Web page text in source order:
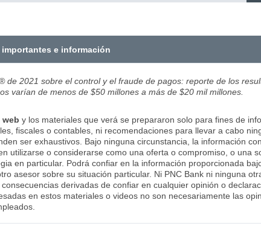
e información
de 2021 sobre el control y el fraude de pagos: reporte de los
varían de menos de $50 millones a más de $20 mil millones.
web y los materiales que verá se prepararon solo para fines de
fiscales o contables, ni recomendaciones para llevar a cabo
ser exhaustivos. Bajo ninguna circunstancia, la información
utilizarse o considerarse como una oferta o compromiso, o una
en particular. Podrá confiar en la información proporcionada
asesor sobre su situación particular. Ni PNC Bank ni ninguna
derivadas de confiar en cualquier opinión o
en estos materiales o videos no son necesariamente las